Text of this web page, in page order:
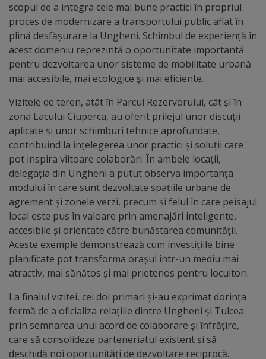
în
imagini
Galerie
video
Galerii
foto
Administrație
Primărie
Primar
Viceprimari
Organigrama
Aparatul
primăriei
scopul de a integra cele mai bune practici în propriul
proces de modernizare a transportului public aflat în
plină desfășurare la Ungheni. Schimbul de experiență în
acest domeniu reprezintă o oportunitate importantă
pentru dezvoltarea unor sisteme de mobilitate urbană
mai accesibile, mai ecologice și mai eficiente.
Vizitele de teren, atât în Parcul Rezervorului, cât și în
zona Lacului Ciuperca, au oferit prilejul unor discuții
aplicate și unor schimburi tehnice aprofundate,
contribuind la înțelegerea unor practici și soluții care
pot inspira viitoare colaborări. În ambele locații,
delegația din Ungheni a putut observa importanța
modului în care sunt dezvoltate spațiile urbane de
agrement și zonele verzi, precum și felul în care peisajul
local este pus în valoare prin amenajări inteligente,
accesibile și orientate către bunăstarea comunității.
Aceste exemple demonstrează cum investițiile bine
planificate pot transforma orașul într-un mediu mai
atractiv, mai sănătos și mai prietenos pentru locuitori.
La finalul vizitei, cei doi primari și-au exprimat dorința
fermă de a oficializa relațiile dintre Ungheni și Tulcea
prin semnarea unui acord de colaborare și înfrățire,
care să consolideze parteneriatul existent și să
deschidă noi oportunități de dezvoltare reciprocă.